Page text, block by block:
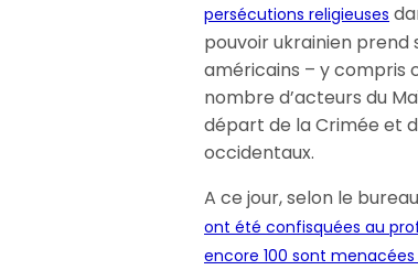
persécutions religieuses
pouvoir ukrainien prend
américains – y compris
nombre d’acteurs du
départ de la Crimée et
occidentaux.
A ce jour, selon le
ont été confisquées au
encore 100 sont